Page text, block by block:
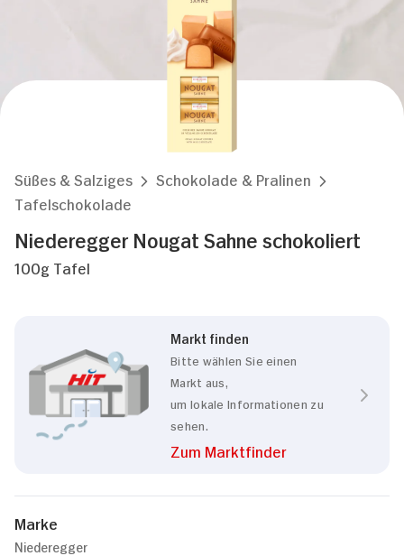
Süßes & Salziges
Schokolade & Pralinen
Tafelschokolade
Niederegger Nougat Sahne schokoliert
100g Tafel
Markt finden
Bitte wählen Sie einen
Markt aus,
um lokale Informationen zu
sehen.
Zum Marktfinder
Marke
Niederegger